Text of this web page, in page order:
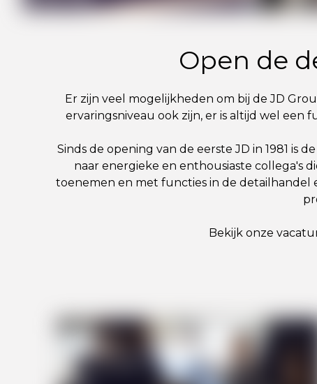
Open de
Er zijn veel mogelijkheden om bij de JD
ervaringsniveau ook zijn, er is altijd wel
Sinds de opening van de eerste JD in 1981 is
naar energieke en enthousiaste collega's
toenemen en met functies in de detailhandel
Bekijk onze